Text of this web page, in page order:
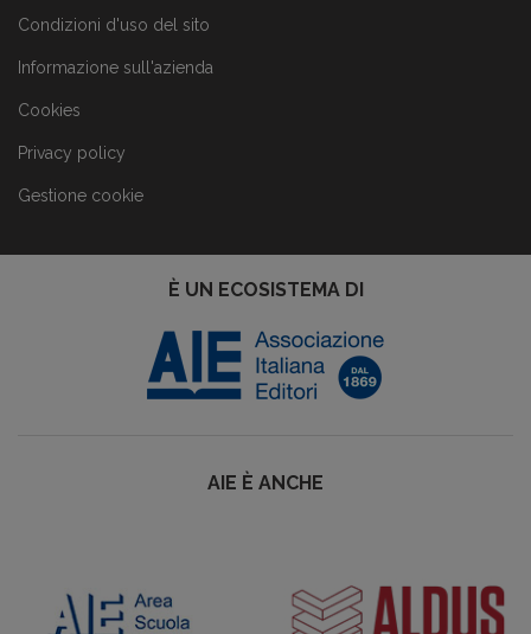
Condizioni d'uso del sito
Informazione sull'azienda
Cookies
Privacy policy
Gestione cookie
È UN ECOSISTEMA DI
AIE È ANCHE